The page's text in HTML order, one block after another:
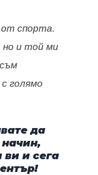
от спорта.
но и той ми
голямо
да
начин,
и сега